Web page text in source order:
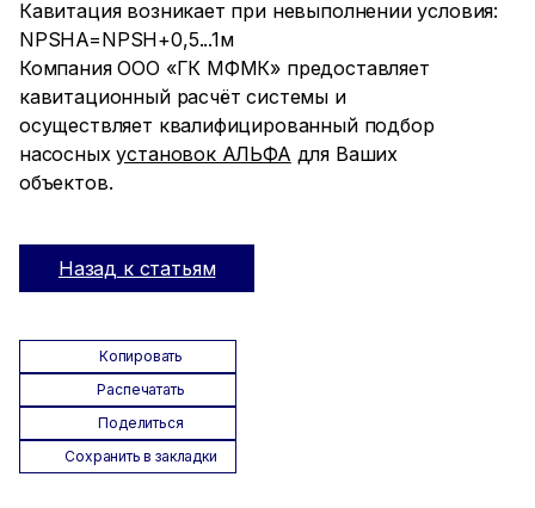
Кавитация возникает при невыполнении условия:
NPSHA=NPSH+0,5...1м
Компания ООО «ГК МФМК» предоставляет
кавитационный расчёт системы и
осуществляет квалифицированный подбор
насосныхустановок АЛЬФА для Ваших
объектов.
Назад к статьям
Копировать
Распечатать
Поделиться
Сохранить в закладки